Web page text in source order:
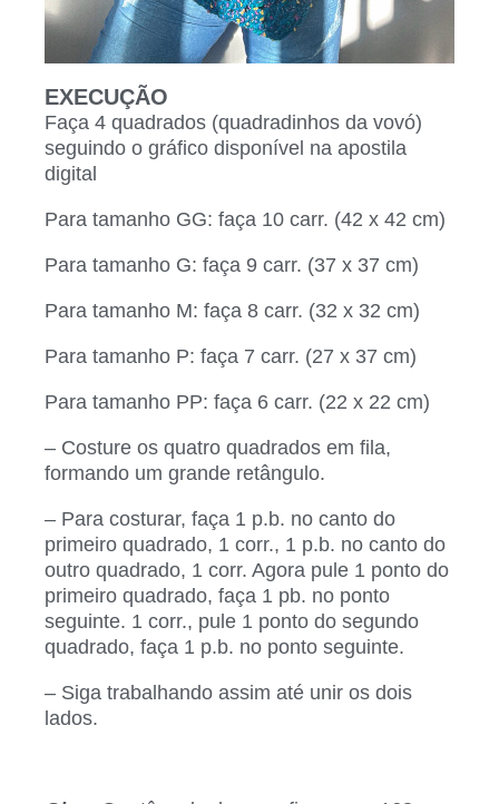
EXECUÇÃO
Faça 4 quadrados (quadradinhos da vovó)
seguindo o gráfico disponível na apostila
digital
Para tamanho GG: faça 10 carr. (42 x 42 cm)
Para tamanho G: faça 9 carr. (37 x 37 cm)
Para tamanho M: faça 8 carr. (32 x 32 cm)
Para tamanho P: faça 7 carr. (27 x 37 cm)
Para tamanho PP: faça 6 carr. (22 x 22 cm)
– Costure os quatro quadrados em fila,
formando um grande retângulo.
– Para costurar, faça 1 p.b. no canto do
primeiro quadrado, 1 corr., 1 p.b. no canto do
outro quadrado, 1 corr. Agora pule 1 ponto do
primeiro quadrado, faça 1 pb. no ponto
seguinte. 1 corr., pule 1 ponto do segundo
quadrado, faça 1 p.b. no ponto seguinte.
– Siga trabalhando assim até unir os dois
lados.